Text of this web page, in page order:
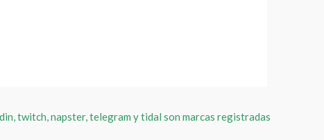
twitch, napster, telegram y tidal son marcas registradas